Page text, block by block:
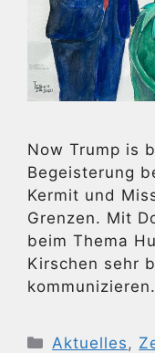
Now Trump is
Begeisterung
Kermit und
Grenzen. Mit
beim Thema
Kirschen sehr
kommunizieren.
Kategorien
Aktuelles ,